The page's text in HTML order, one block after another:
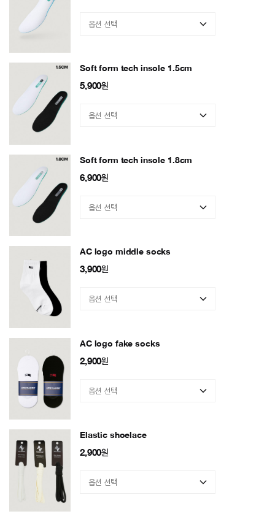
Soft form tech insole 1.5cm
5,900원
Soft form tech insole 1.8cm
6,900원
AC logo middle socks
3,900원
AC logo fake socks
2,900원
Elastic shoelace
2,900원